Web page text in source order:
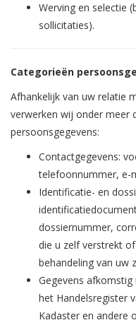
Werving en selectie
sollicitaties).
Categorieën
Afhankelijk van uw relatie
verwerken wij onder meer
persoonsgegevens:
Contactgegevens:
telefoonnummer, e-
Identificatie- en
dossiernummer,
die u zelf verstrekt
behandeling van uw
Gegevens
het Handelsregister
Kadaster en andere